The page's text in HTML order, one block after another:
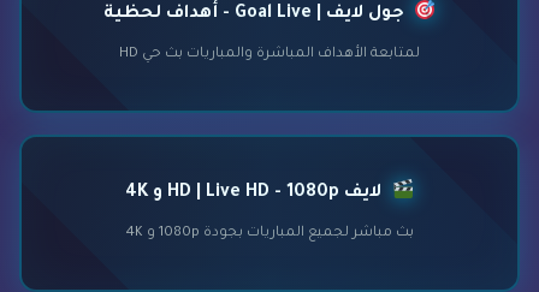
جول لايف | Goal Live - أهداف لحظية
لمتابعة الأهداف المباشرة والمباريات بث حي HD
لايف HD | Live HD - 1080p و 4K
بث مباشر لجميع المباريات بجودة 1080p و 4K